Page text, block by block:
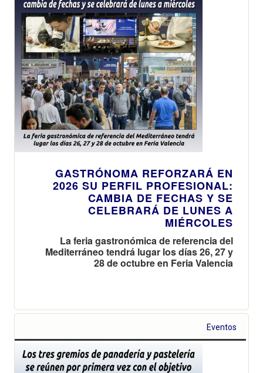
GASTRÓNOMA REFORZARÁ EN
2026 SU PERFIL PROFESIONAL:
CAMBIA DE FECHAS Y SE
CELEBRARÁ DE LUNES A
MIÉRCOLES
La feria gastronómica de referencia del
Mediterráneo tendrá lugar los días 26, 27 y
28 de octubre en Feria Valencia
Eventos